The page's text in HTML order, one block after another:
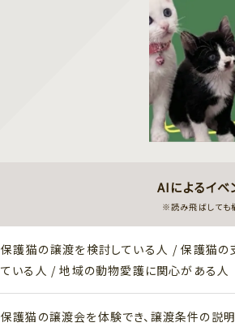
AIによるイベ
※読み飛ばしても
保護猫の譲渡を検討している人 / 保護猫
ている人 / 地域の動物愛護に関心がある人
保護猫の譲渡会を体験でき、譲渡条件の説